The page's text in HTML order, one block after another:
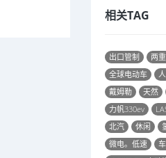
相关TAG
出口管制 两
全球电动车
戴姆勒
天然
力帆330ev
北汽
休闲
微电。低速